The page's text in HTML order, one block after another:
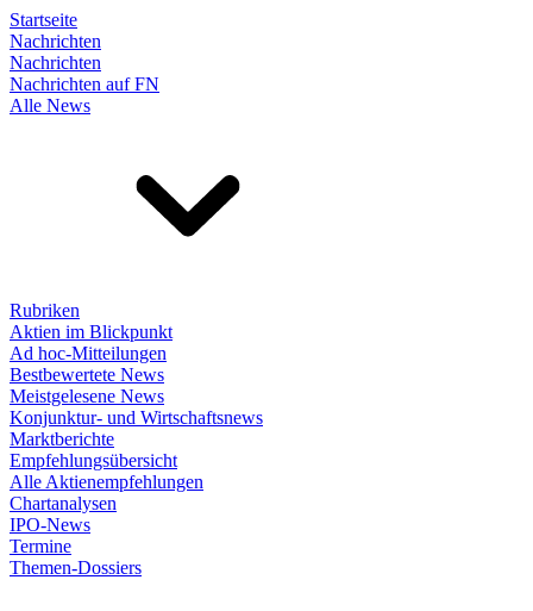
Startseite
Nachrichten
Nachrichten
Nachrichten auf FN
Alle News
Rubriken
Aktien im Blickpunkt
Ad hoc-Mitteilungen
Bestbewertete News
Meistgelesene News
Konjunktur- und Wirtschaftsnews
Marktberichte
Empfehlungsübersicht
Alle Aktienempfehlungen
Chartanalysen
IPO-News
Termine
Themen-Dossiers